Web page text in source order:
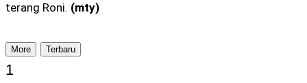
terang Roni. (mty)
More Terbaru
1